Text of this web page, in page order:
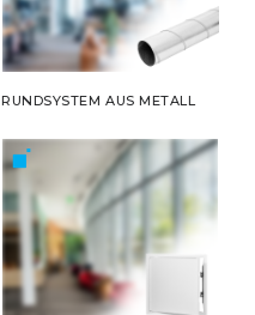
RUNDSYSTEM AUS METALL